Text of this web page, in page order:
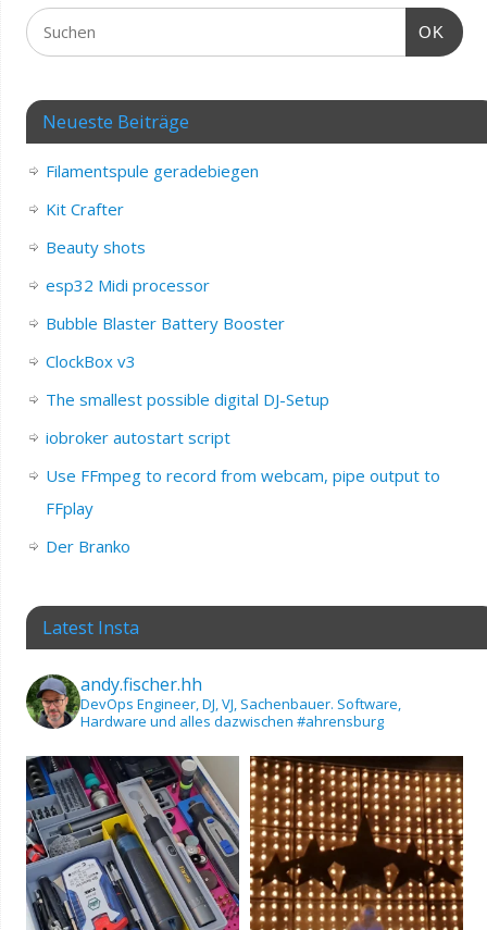
OK
Neueste Beiträge
Filamentspule geradebiegen
Kit Crafter
Beauty shots
esp32 Midi processor
Bubble Blaster Battery Booster
ClockBox v3
The smallest possible digital DJ-Setup
iobroker autostart script
Use FFmpeg to record from webcam, pipe output to
FFplay
Der Branko
Latest Insta
andy.fischer.hh
DevOps Engineer, DJ, VJ, Sachenbauer. Software,
Hardware und alles dazwischen #ahrensburg